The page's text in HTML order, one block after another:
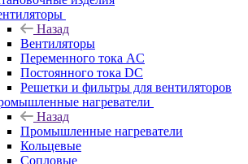
Назад
Вентиляторы
Переменного тока AC
Постоянного тока DC
Решетки и фильтры для вентиляторов
нагреватели
Назад
Промышленные нагреватели
Кольцевые
Сопловые